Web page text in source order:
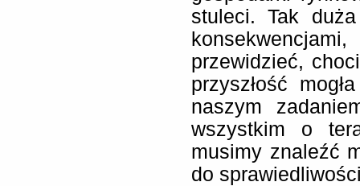
stuleci. Tak
przewidzieć,
przyszłość
naszym
wszystkim o
musimy znaleźć
do